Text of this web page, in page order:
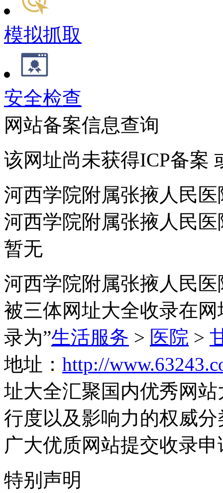
模拟抓取
安全检查
网站备案信息查询
该网址尚未获得ICP备案
河西学院附属张掖人民
河西学院附属张掖人民
暂无
河西学院附属张掖人民医
被三体网址大全收录在
录为”生活服务 > 医院 >
地址： http://
址大全汇聚国内优秀网
行度以及影响力的权威
广大优质网站提交收录申
特别声明